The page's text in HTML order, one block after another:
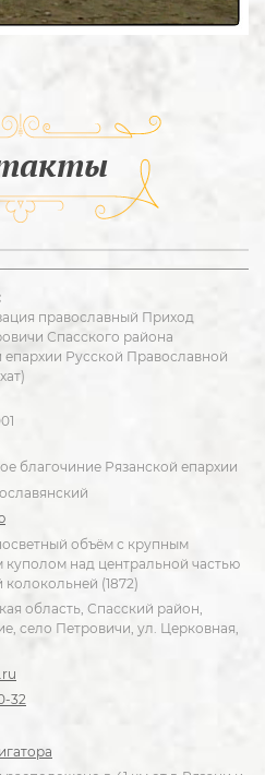
православный Приход
Спасского района
епархии Русской Православной
благочиние Рязанской епархии
объём с крупным
над центральной частью
(1872)
область, Спасский район,
село Петровичи, ул. Церковная,
32